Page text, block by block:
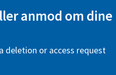
anmod om dine
deletion or access request